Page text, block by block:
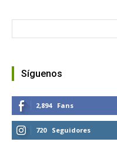
Síguenos
2,894 Fans
720 Seguidores